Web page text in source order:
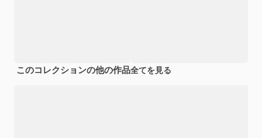
このコレクションの他の作品全てを見る